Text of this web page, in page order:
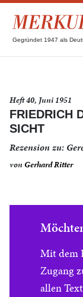
Gegründet 1947 als
Heft 40, Juni 1951
FRIEDRICH
SICHT
Rezension zu:
vonGerhard Ritter
Mit dem
Zugang
allen